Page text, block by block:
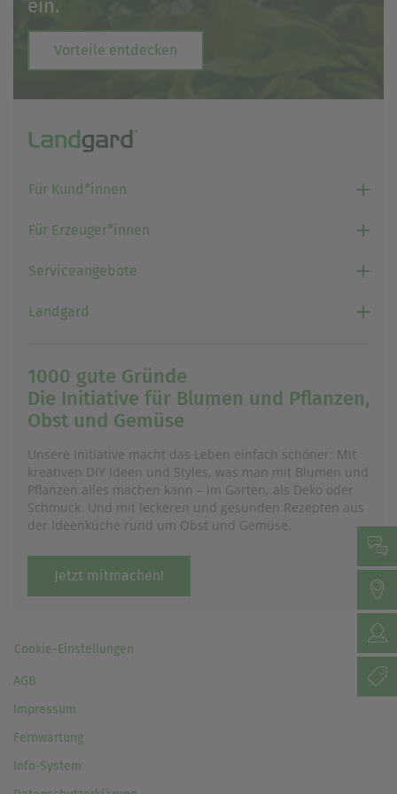
einem erneuten Besuch der Seite schnell wieder zur
Verfügung stellen.
zugeschnitten sind.
ein.
Vorteile entdecken
Für Kund*innen
Für Erzeuger*innen
Serviceangebote
Landgard
1000 gute Gründe
Die Initiative für Blumen und Pflanzen,
Obst und Gemüse
Unsere Initiative macht das Leben einfach schöner: Mit
kreativen DIY Ideen und Styles, was man mit Blumen und
Pflanzen alles machen kann – im Garten, als Deko oder
Schmuck. Und mit leckeren und gesunden Rezepten aus
der Ideenküche rund um Obst und Gemüse.
Jetzt mitmachen!
Cookie-Einstellungen
AGB
Impressum
Fernwartung
Info-System